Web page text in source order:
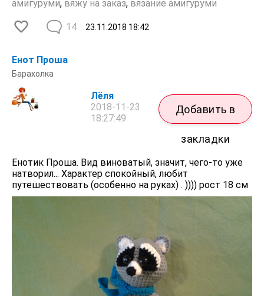
амигуруми, вяжу на заказ, вязание амигуруми
23.11.2018 18:42
14
Енот Проша
Барахолка
Лёля
2018-11-23
18:27:49
Добавить в
закладки
Енотик Проша. Вид виноватый, значит, чего-то уже
натворил... Характер спокойный, любит
путешествовать (особенно на руках) . )))) рост 18 см